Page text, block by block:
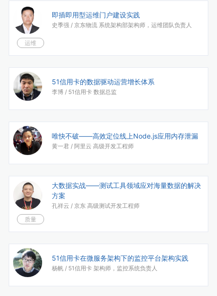
即插即用型运维门户建设实践
史季强 / 京东物流 系统架构部架构师，运维团队负责人
运维
51信用卡的数据驱动运营增长体系
李博 / 51信用卡 数据总监
唯快不破——高效定位线上Node.js应用内存泄漏
黄一君 / 阿里云 高级开发工程师
大数据实战——测试工具领域应对海量数据的解决
方案
孔祥云 / 京东 高级测试开发工程师
质量
51信用卡在微服务架构下的监控平台架构实践
杨帆 / 51信用卡 架构师，监控系统负责人